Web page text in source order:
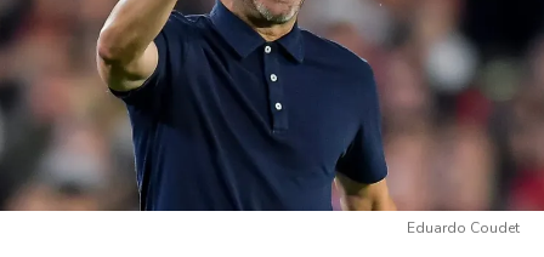
Eduardo Coudet